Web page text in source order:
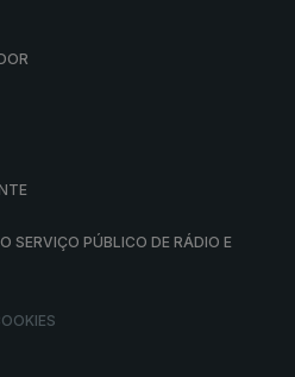
SERVIÇO PÚBLICO DE RÁDIO E